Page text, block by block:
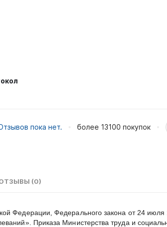
пока нет. более 13100 покупок
(0)
Федерации, Федерального закона от 24
Приказа Министерства труда и